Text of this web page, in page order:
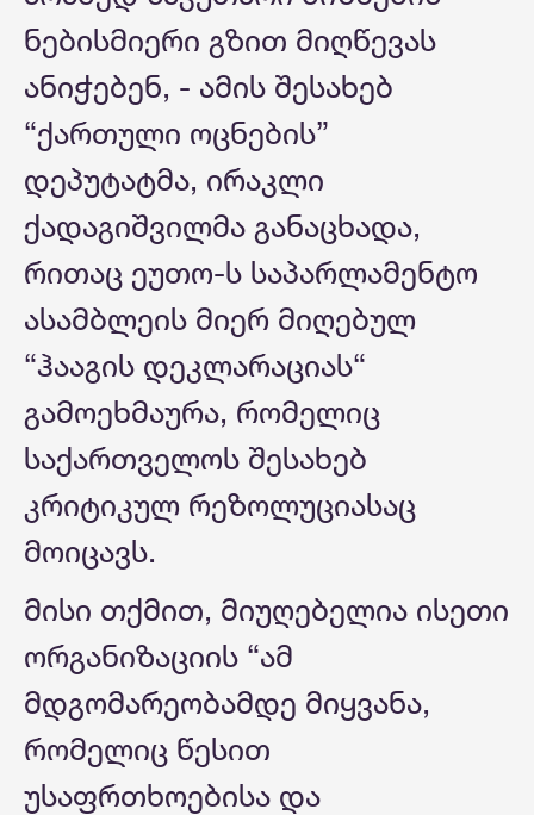
ნებისმიერი გზით მიღწევას
ანიჭებენ, - ამის შესახებ
“ქართული ოცნების”
დეპუტატმა, ირაკლი
ქადაგიშვილმა განაცხადა,
რითაც ეუთო-ს საპარლამენტო
ასამბლეის მიერ მიღებულ
“ჰააგის დეკლარაციას“
გამოეხმაურა, რომელიც
საქართველოს შესახებ
კრიტიკულ რეზოლუციასაც
მოიცავს.
მისი თქმით, მიუღებელია ისეთი
ორგანიზაციის “ამ
მდგომარეობამდე მიყვანა,
რომელიც წესით
უსაფრთხოებისა და